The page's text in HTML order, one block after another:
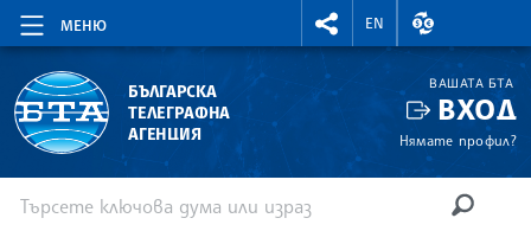
МЕНЮ
RIGHTMENU.SOCIAL
EN
ВАЛУТНИ
БЪЛГАРСКА
ТЕЛЕГРАФНА
АГЕНЦИЯ
ВАШАТА БТА
ВХОД
Нямате профил?